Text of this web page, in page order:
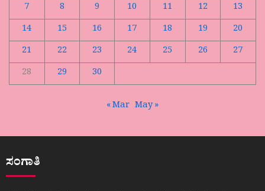
7
8 9 10 11 12
13
14
15 16 17 18 19
20
21
22 23 24 25 26
27
28
29 30
« Mar May »
ಸಂಗಾತಿ